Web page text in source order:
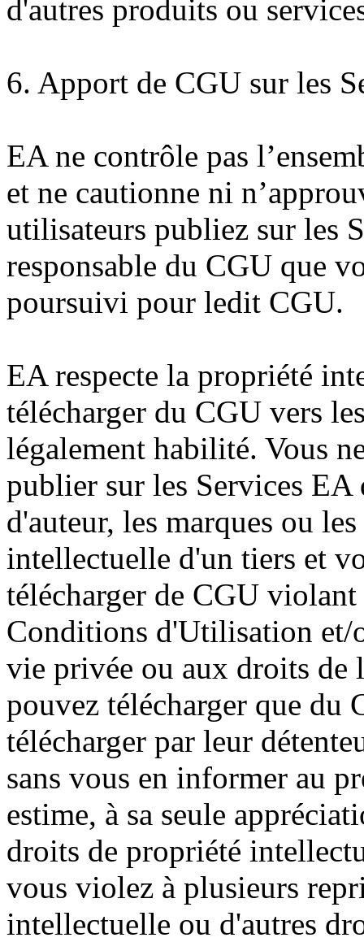
d'autres produits ou
6. Apport de CGU sur les
EA ne contrôle pas
et ne cautionne ni
utilisateurs publiez sur les
responsable du CGU que
poursuivi pour ledit CGU.
EA respecte la propriété
télécharger du CGU vers
légalement habilité. Vous
publier sur les Services
d'auteur, les marques ou
intellectuelle d'un tiers et
télécharger de CGU
Conditions d'Utilisation et/
vie privée ou aux droits de
pouvez télécharger que du
télécharger par leur
sans vous en informer au
estime, à sa seule
droits de propriété
vous violez à plusieurs
intellectuelle ou d'autres